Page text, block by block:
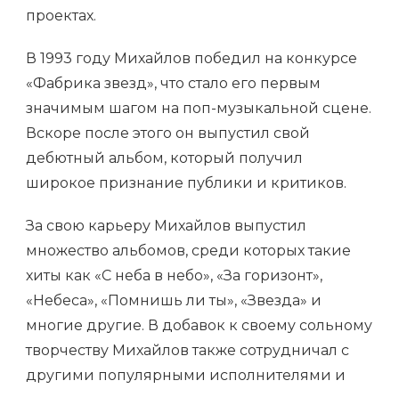
проектах.
В 1993 году Михайлов победил на конкурсе
«Фабрика звезд», что стало его первым
значимым шагом на поп-музыкальной сцене.
Вскоре после этого он выпустил свой
дебютный альбом, который получил
широкое признание публики и критиков.
За свою карьеру Михайлов выпустил
множество альбомов, среди которых такие
хиты как «С неба в небо», «За горизонт»,
«Небеса», «Помнишь ли ты», «Звезда» и
многие другие. В добавок к своему сольному
творчеству Михайлов также сотрудничал с
другими популярными исполнителями и